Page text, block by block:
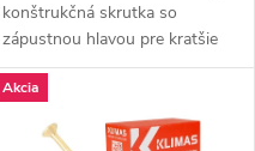
konštrukčná skrutka so
zápustnou hlavou pre kratšie
konštrukčné spoje dosiek, lát a
drevených prvkov s rovným
povrchom. Závit má...
Akcia